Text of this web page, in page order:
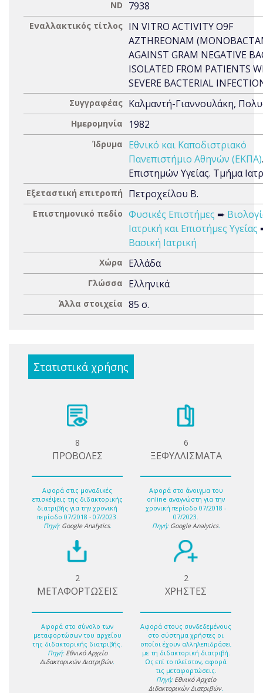
ND 7938
Εναλλακτικός τίτλος IN VITRO ACTIVITY O9F
AZTHREONAM
AGAINST GRAM NEGATIVE
ISOLATED FROM PATIENTS
SEVERE BACTERIAL
Συγγραφέας Καλμαντή-Γιαννουλάκη,
Ημερομηνία 1982
Ίδρυμα
Εθνικό και Καποδιστριακό
Πανεπιστήμιο Αθηνών (ΕΚΠΑ)
Επιστημών Υγείας. Τμήμα
Εξεταστική επιτροπή Πετροχείλου Β.
Επιστημονικό πεδίο Φυσικές Επιστήμες ➨
Ιατρική και Επιστήμες Υγείας
Βασική Ιατρική
Χώρα Ελλάδα
Γλώσσα Ελληνικά
Άλλα στοιχεία 85 σ.
Στατιστικά χρήσης
8
ΠΡΟΒΟΛΕΣ
Αφορά στις μοναδικές
επισκέψεις της διδακτορικής
διατριβής για την χρονική
περίοδο 07/2018 - 07/2023.
Πηγή: Google Analytics.
6
ΞΕΦΥΛΛΙΣΜΑΤΑ
Αφορά στο άνοιγμα του
online αναγνώστη για την
χρονική περίοδο 07/2018 -
07/2023.
Πηγή: Google Analytics.
2
ΜΕΤΑΦΟΡΤΩΣΕΙΣ
Αφορά στο σύνολο των
μεταφορτώσων του αρχείου
της διδακτορικής διατριβής.
Πηγή: Εθνικό Αρχείο
Διδακτορικών Διατριβών.
2
ΧΡΗΣΤΕΣ
Αφορά στους συνδεδεμένους
στο σύστημα χρήστες οι
οποίοι έχουν αλληλεπιδράσει
με τη διδακτορική διατριβή.
Ως επί το πλείστον, αφορά
τις μεταφορτώσεις.
Πηγή: Εθνικό Αρχείο
Διδακτορικών Διατριβών.